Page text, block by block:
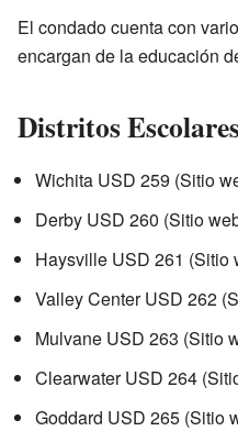
El condado cuenta con
encargan de la educación
Distritos
Wichita USD 259 (Sitio
Derby USD 260 (Sitio
Haysville USD 261 (Sitio
Valley Center USD 262 (
Mulvane USD 263 (Sitio
Clearwater USD 264 (
Goddard USD 265 (Sitio